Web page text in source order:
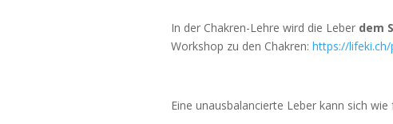
In der Chakren-Lehre wird die Leber dem
Workshop zu den Chakren: https://
Eine unausbalancierte Leber kann sich